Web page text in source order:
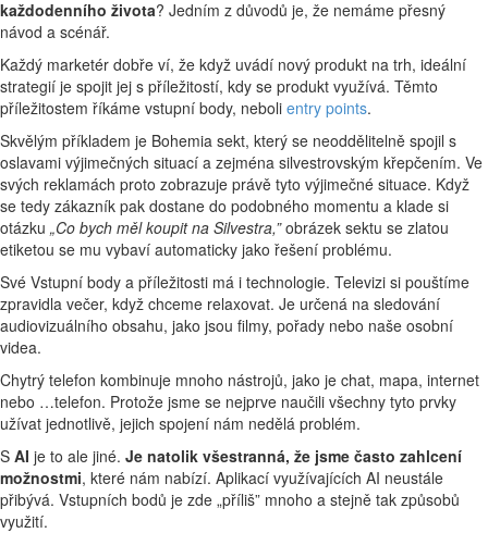
každodenního života? Jedním z důvodů je, že nemáme přesný
návod a scénář.
Každý marketér dobře ví, že když uvádí nový produkt na trh, ideální
strategií je spojit jej s příležitostí, kdy se produkt využívá. Těmto
příležitostem říkáme vstupní body, neboli entry points.
Skvělým příkladem je Bohemia sekt, který se neoddělitelně spojil s
oslavami výjimečných situací a zejména silvestrovským křepčením. Ve
svých reklamách proto zobrazuje právě tyto výjimečné situace. Když
se tedy zákazník pak dostane do podobného momentu a klade si
otázku „Co bych měl koupit na Silvestra,”obrázek sektu se zlatou
etiketou se mu vybaví automaticky jako řešení problému.
Své Vstupní body a příležitosti má i technologie. Televizi si pouštíme
zpravidla večer, když chceme relaxovat. Je určená na sledování
audiovizuálního obsahu, jako jsou filmy, pořady nebo naše osobní
videa.
Chytrý telefon kombinuje mnoho nástrojů, jako je chat, mapa, internet
nebo …telefon. Protože jsme se nejprve naučili všechny tyto prvky
užívat jednotlivě, jejich spojení nám nedělá problém.
S AI je to ale jiné. Je natolik všestranná, že jsme často zahlcení
možnostmi, které nám nabízí. Aplikací využívajících AI neustále
přibývá. Vstupních bodů je zde „příliš” mnoho a stejně tak způsobů
využití.